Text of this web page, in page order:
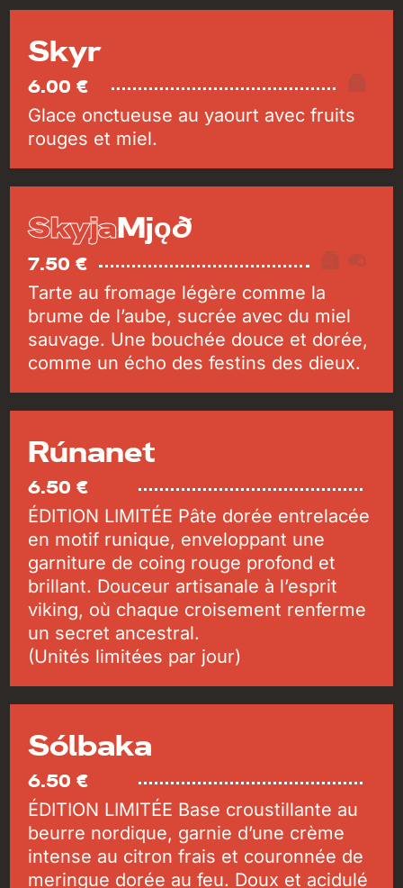
Skyr
6.00 €
Glace onctueuse au yaourt avec fruits
rouges et miel.
SkyjaMjǫð
7.50 €
Tarte au fromage légère comme la
brume de l’aube, sucrée avec du miel
sauvage. Une bouchée douce et dorée,
comme un écho des festins des dieux.
Rúnanet
6.50 €
ÉDITION LIMITÉE Pâte dorée entrelacée
en motif runique, enveloppant une
garniture de coing rouge profond et
brillant. Douceur artisanale à l’esprit
viking, où chaque croisement renferme
un secret ancestral.
(Unités limitées par jour)
Sólbaka
6.50 €
ÉDITION LIMITÉE Base croustillante au
beurre nordique, garnie d’une crème
intense au citron frais et couronnée de
meringue dorée au feu. Doux et acidulé